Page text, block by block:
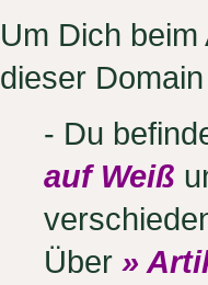
Um Dich
dieser
- Du
auf Weiß
Über »